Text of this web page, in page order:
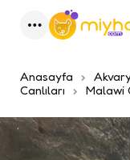
Anasayfa
Canlıları
Malawi